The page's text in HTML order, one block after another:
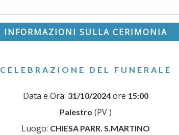
INFORMAZIONI SULLA CERIMONIA
CELEBRAZIONE DEL FUNERALE
Data e Ora: 31/10/2024 ore 15:00
Palestro (PV )
Luogo: CHIESA PARR. S.MARTINO